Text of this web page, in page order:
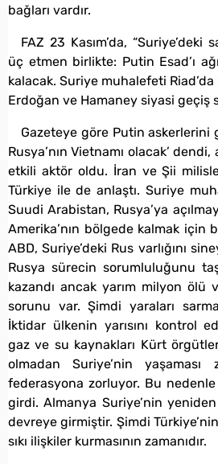
bağları vardır.
FAZ 23 Kasım’da, “Suriye’deki
üç etmen birlikte: Putin Esad’ı
kalacak. Suriye muhalefeti
Erdoğan ve Hamaney siyasi geçiş
Gazeteye göre Putin askerlerini
Rusya’nın Vietnamı olacak’
etkili aktör oldu. İran ve Şii
Türkiye ile de anlaştı. Suriye
Suudi Arabistan, Rusya’ya
Amerika’nın bölgede kalmak için
ABD, Suriye’deki Rus varlığını
Rusya sürecin sorumluluğunu
kazandı ancak yarım milyon ölü
sorunu var. Şimdi yaraları
İktidar ülkenin yarısını kontrol
gaz ve su kaynakları Kürt
olmadan Suriye’nin yaşaması
federasyona zorluyor. Bu
girdi. Almanya Suriye’nin
devreye girmiştir. Şimdi
sıkı ilişkiler kurmasının zamanıdır.